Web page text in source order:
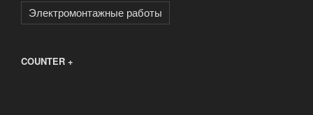
Электромонтажные работы
COUNTER +